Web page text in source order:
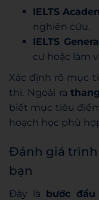
IELTS
nghiên cứu.
IELTS
cư hoặc làm
Xác định rõ mục
thi. Ngoài ra
biết mục tiêu
hoạch học phù
Đánh giá trình
bạn
Đây là bước đầu